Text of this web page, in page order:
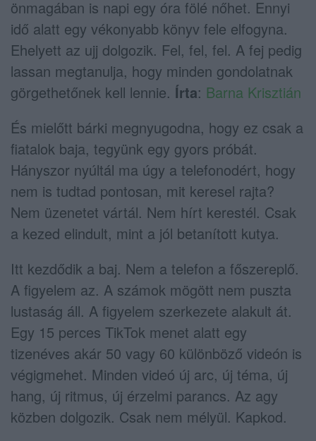
önmagában is napi egy óra fölé nőhet. Ennyi
idő alatt egy vékonyabb könyv fele elfogyna.
Ehelyett az ujj dolgozik. Fel, fel, fel. A fej pedig
lassan megtanulja, hogy minden gondolatnak
görgethetőnek kell lennie. Írta: Barna Krisztián
És mielőtt bárki megnyugodna, hogy ez csak a
fiatalok baja, tegyünk egy gyors próbát.
Hányszor nyúltál ma úgy a telefonodért, hogy
nem is tudtad pontosan, mit keresel rajta?
Nem üzenetet vártál. Nem hírt kerestél. Csak
a kezed elindult, mint a jól betanított kutya.
Itt kezdődik a baj. Nem a telefon a főszereplő.
A figyelem az. A számok mögött nem puszta
lustaság áll. A figyelem szerkezete alakult át.
Egy 15 perces TikTok menet alatt egy
tizenéves akár 50 vagy 60 különböző videón is
végigmehet. Minden videó új arc, új téma, új
hang, új ritmus, új érzelmi parancs. Az agy
közben dolgozik. Csak nem mélyül. Kapkod.